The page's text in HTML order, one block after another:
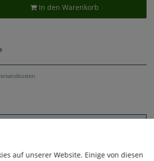
In den Warenkorb
auf unserer Website. Einige von diesen